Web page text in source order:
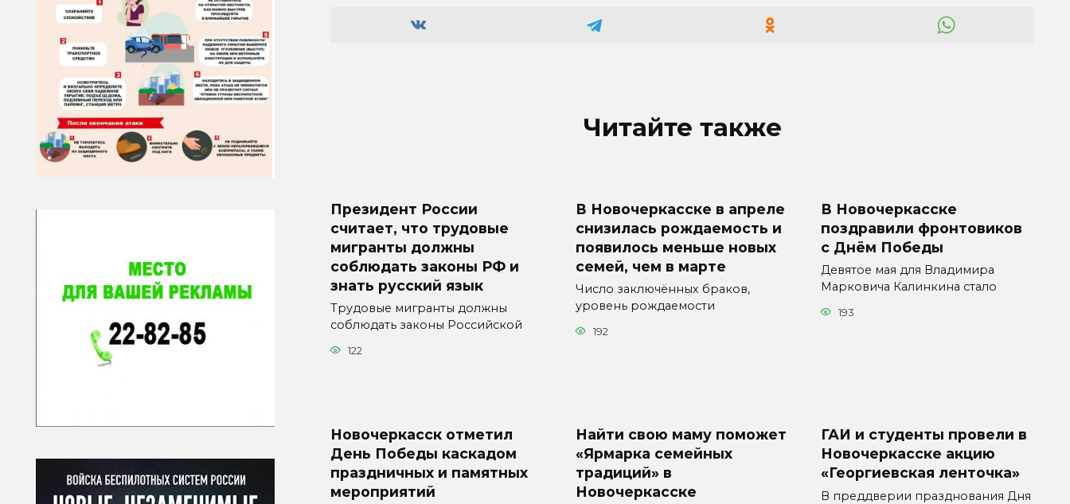
Читайте также
Президент России
считает, что трудовые
мигранты должны
соблюдать законы РФ и
знать русский язык
Трудовые мигранты должны
соблюдать законы Российской
122
В Новочеркасске в апреле
снизилась рождаемость и
появилось меньше новых
семей, чем в марте
Число заключённых браков,
уровень рождаемости
192
В Новочеркасске
поздравили фронтовиков
с Днём Победы
Девятое мая для Владимира
Марковича Калинкина стало
193
Новочеркасск отметил
День Победы каскадом
праздничных и памятных
мероприятий
Найти свою маму поможет
«Ярмарка семейных
традиций» в
Новочеркасске
ГАИ и студенты провели в
Новочеркасске акцию
«Георгиевская ленточка»
В преддверии празднования Дня